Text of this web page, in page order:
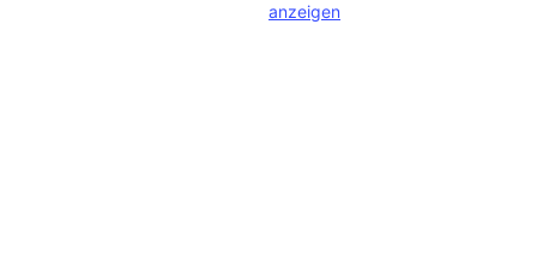
anzeigen